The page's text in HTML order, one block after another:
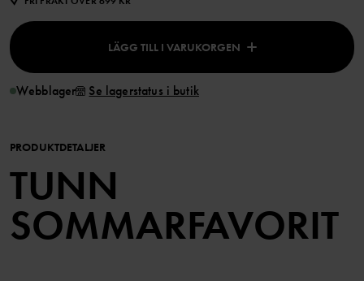
LÄGG TILL I VARUKORGEN
Webblager Se lagerstatus i butik
PRODUKTDETALJER
TUNN
SOMMARFAVORIT